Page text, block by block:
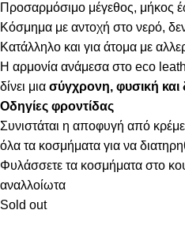
Προσαρμόσιμο μέγεθος, μήκος
Κόσμημα με αντοχή στο νερό, δεν
Κατάλληλο και για άτομα με
Η αρμονία ανάμεσα στο eco
δίνει μια σύγχρονη, φυσική και
Οδηγίες φροντίδας
Συνιστάται η αποφυγή από
όλα τα κοσμήματα για να
Φυλάσσετε τα κοσμήματα στο
αναλλοίωτα
Sold out